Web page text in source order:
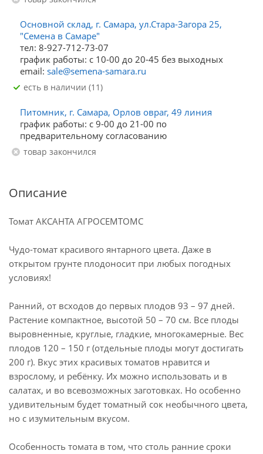
Основной склад, г. Самара, ул.Стара-Загора 25,
"Семена в Самаре"
тел: 8-927-712-73-07
график работы: с 10-00 до 20-45 без выходных
email: sale@semena-samara.ru
Есть в наличии (11)
Питомник, г. Самара, Орлов овраг, 49 линия
график работы: с 9-00 до 21-00 по
предварительному согласованию
Товар закончился
Описание
Томат АКСАНТА АГРОСЕМТОМС
Чудо-томат красивого янтарного цвета. Даже в
открытом грунте плодоносит при любых погодных
условиях!
Ранний, от всходов до первых плодов 93 – 97 дней.
Растение компактное, высотой 50 – 70 см. Все плоды
выровненные, круглые, гладкие, многокамерные. Вес
плодов 120 – 150 г (отдельные плоды могут достигать
200 г). Вкус этих красивых томатов нравится и
взрослому, и ребёнку. Их можно использовать и в
салатах, и во всевозможных заготовках. Но особенно
удивительным будет томатный сок необычного цвета,
но с изумительным вкусом.
Особенность томата в том, что столь ранние сроки